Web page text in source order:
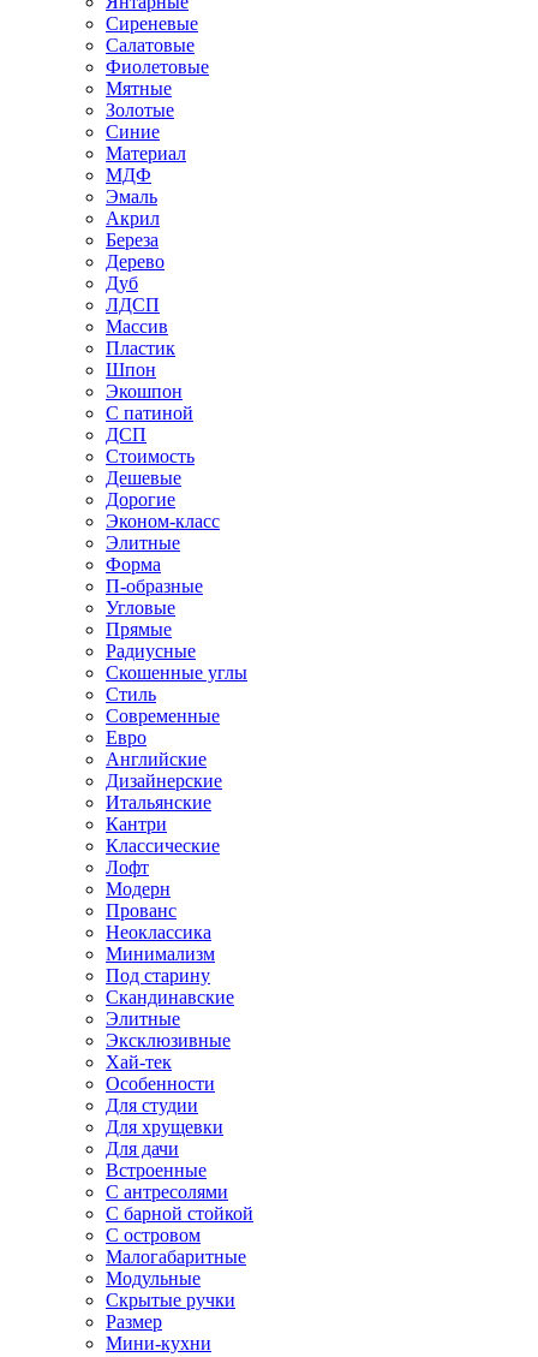
Сиреневые
Салатовые
Фиолетовые
Мятные
Золотые
Синие
Материал
МДФ
Эмаль
Акрил
Береза
Дерево
Дуб
ЛДСП
Массив
Пластик
Шпон
Экошпон
С патиной
ДСП
Стоимость
Дешевые
Дорогие
Эконом-класс
Элитные
Форма
П-образные
Угловые
Прямые
Радиусные
Скошенные углы
Стиль
Современные
Евро
Английские
Дизайнерские
Итальянские
Кантри
Классические
Лофт
Модерн
Прованс
Неоклассика
Минимализм
Под старину
Скандинавские
Элитные
Эксклюзивные
Хай-тек
Особенности
Для студии
Для хрущевки
Для дачи
Встроенные
С антресолями
С барной стойкой
С островом
Малогабаритные
Модульные
Скрытые ручки
Размер
Мини-кухни